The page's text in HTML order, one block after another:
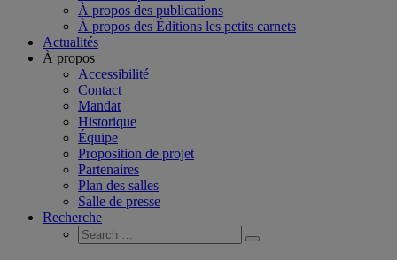
À propos des publications
À propos des Éditions les petits carnets
Actualités
À propos
Accessibilité
Contact
Mandat
Historique
Équipe
Proposition de projet
Partenaires
Plan des salles
Salle de presse
Recherche
Search
for:
Search